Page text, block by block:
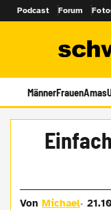
Podcast Forum
MännerFrauenAmas
VonMichael